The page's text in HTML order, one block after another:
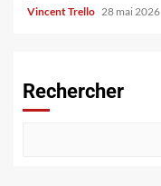
Vincent Trello 28 mai 2026
Rechercher